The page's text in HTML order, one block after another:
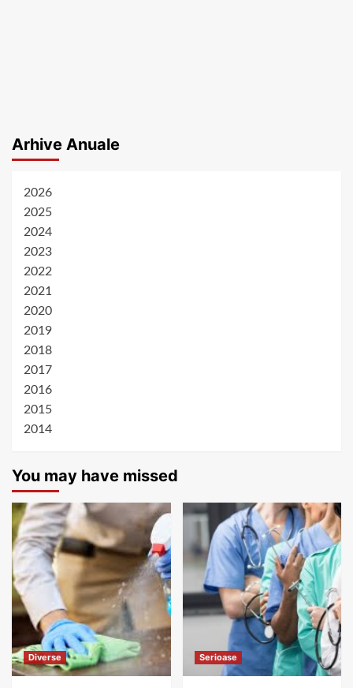
Arhive Anuale
2026
2025
2024
2023
2022
2021
2020
2019
2018
2017
2016
2015
2014
You may have missed
Diverse Serioase